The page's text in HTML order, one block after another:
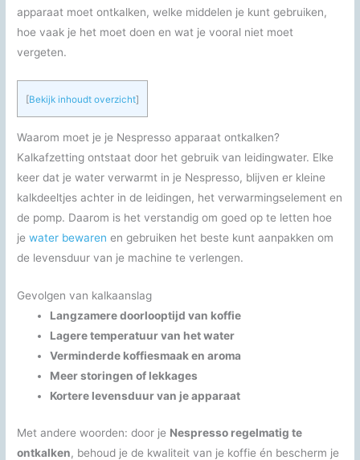
apparaat moet ontkalken, welke middelen je kunt gebruiken,
hoe vaak je het moet doen en wat je vooral niet moet
vergeten.
[Bekijk inhoudt overzicht]
Waarom moet je je Nespresso apparaat ontkalken?
Kalkafzetting ontstaat door het gebruik van leidingwater. Elke
keer dat je water verwarmt in je Nespresso, blijven er kleine
kalkdeeltjes achter in de leidingen, het verwarmingselement en
de pomp. Daarom is het verstandig om goed op te letten hoe
jewater bewaren en gebruiken het beste kunt aanpakken om
de levensduur van je machine te verlengen.
Gevolgen van kalkaanslag
Langzamere doorlooptijd van koffie
Lagere temperatuur van het water
Verminderde koffiesmaak en aroma
Meer storingen of lekkages
Kortere levensduur van je apparaat
Met andere woorden: door je Nespresso regelmatig te
ontkalken, behoud je de kwaliteit van je koffie én bescherm je